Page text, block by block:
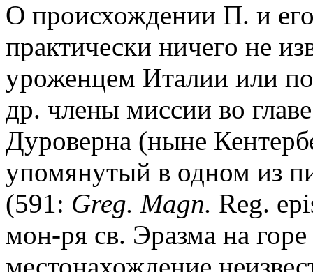
О происхождении П. и
практически ничего не
уроженцем Италии или
др. члены миссии во
Дуроверна (ныне
упомянутый в одном из
(591: Greg. Magn. Reg.
мон-ря св. Эразма на
местонахождение